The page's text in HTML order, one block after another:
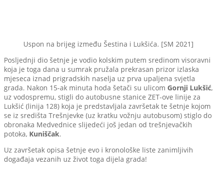
Uspon na brijeg između Šestina i Lukšića. [SM 2021]
Posljednji dio šetnje je vodio kolskim putem sredinom visoravni
koja je toga dana u sumrak pružala prekrasan prizor izlaska
mjeseca iznad prigradskih naselja uz prva upaljena svjetla
grada. Nakon 15-ak minuta hoda šetači su ulicom Gornji Lukšić,
uz vodospremu, stigli do autobusne stanice ZET-ove linije za
Lukšić (linija 128) koja je predstavljala završetak te šetnje kojom
se iz središta Trešnjevke (uz kratku vožnju autobusom) stiglo do
obronaka Medvednice slijedeći još jedan od trešnjevačkih
potoka, Kuniščak.
Uz završetak opisa šetnje evo i kronološke liste zanimljivih
događaja vezanih uz život toga dijela grada!